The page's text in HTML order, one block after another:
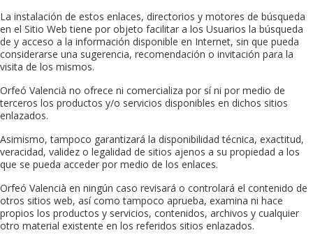
La instalación de estos enlaces, directorios y motores de búsqueda
en el Sitio Web tiene por objeto facilitar a los Usuarios la búsqueda
de y acceso a la información disponible en Internet, sin que pueda
considerarse una sugerencia, recomendación o invitación para la
visita de los mismos.
Orfeó Valencià no ofrece ni comercializa por sí ni por medio de
terceros los productos y/o servicios disponibles en dichos sitios
enlazados.
Asimismo, tampoco garantizará la disponibilidad técnica, exactitud,
veracidad, validez o legalidad de sitios ajenos a su propiedad a los
que se pueda acceder por medio de los enlaces.
Orfeó Valencià en ningún caso revisará o controlará el contenido de
otros sitios web, así como tampoco aprueba, examina ni hace
propios los productos y servicios, contenidos, archivos y cualquier
otro material existente en los referidos sitios enlazados.